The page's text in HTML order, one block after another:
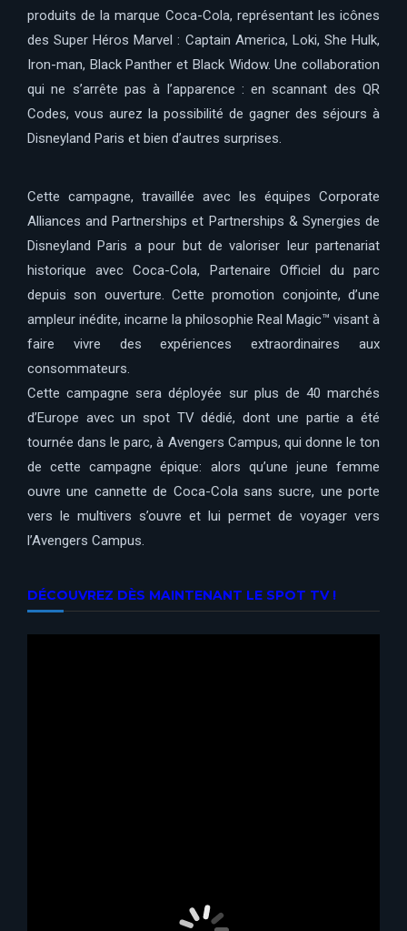
produits de la marque Coca-Cola, représentant les icônes
des Super Héros Marvel : Captain America, Loki, She Hulk,
Iron-man, Black Panther et Black Widow. Une collaboration
qui ne s’arrête pas à l’apparence : en scannant des QR
Codes, vous aurez la possibilité de gagner des séjours à
Disneyland Paris et bien d’autres surprises.
Cette campagne, travaillée avec les équipes Corporate
Alliances and Partnerships et Partnerships & Synergies de
Disneyland Paris a pour but de valoriser leur partenariat
historique avec Coca-Cola, Partenaire Officiel du parc
depuis son ouverture. Cette promotion conjointe, d’une
ampleur inédite, incarne la philosophie Real Magic™ visant à
faire vivre des expériences extraordinaires aux
consommateurs.
Cette campagne sera déployée sur plus de 40 marchés
d’Europe avec un spot TV dédié, dont une partie a été
tournée dans le parc, à Avengers Campus, qui donne le ton
de cette campagne épique: alors qu’une jeune femme
ouvre une cannette de Coca-Cola sans sucre, une porte
vers le multivers s’ouvre et lui permet de voyager vers
l’Avengers Campus.
DÉCOUVREZ DÈS MAINTENANT LE SPOT TV !